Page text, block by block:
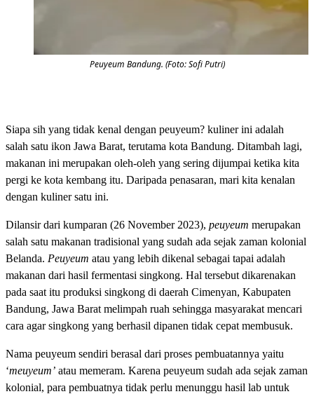
Peuyeum Bandung. (Foto: Sofi Putri)
Siapa sih yang tidak kenal dengan peuyeum? kuliner ini adalah
salah satu ikon Jawa Barat, terutama kota Bandung. Ditambah lagi,
makanan ini merupakan oleh-oleh yang sering dijumpai ketika kita
pergi ke kota kembang itu. Daripada penasaran, mari kita kenalan
dengan kuliner satu ini.
Dilansir dari kumparan (26 November 2023), peuyeum merupakan
salah satu makanan tradisional yang sudah ada sejak zaman kolonial
Belanda. Peuyeum atau yang lebih dikenal sebagai tapai adalah
makanan dari hasil fermentasi singkong. Hal tersebut dikarenakan
pada saat itu produksi singkong di daerah Cimenyan, Kabupaten
Bandung, Jawa Barat melimpah ruah sehingga masyarakat mencari
cara agar singkong yang berhasil dipanen tidak cepat membusuk.
Nama peuyeum sendiri berasal dari proses pembuatannya yaitu
‘meuyeum’ atau memeram. Karena peuyeum sudah ada sejak zaman
kolonial, para pembuatnya tidak perlu menunggu hasil lab untuk